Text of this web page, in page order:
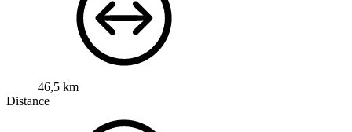
46,5 km
Distance